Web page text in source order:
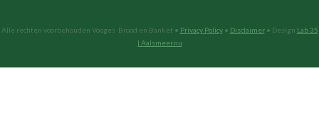
Alle rechten voorbehouden Vooges Brood en Banket • Privacy Policy• Disclaimer• Design Lab 35
| Aalsmeer.nu